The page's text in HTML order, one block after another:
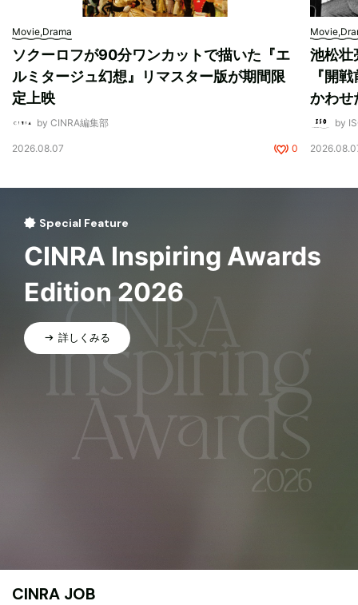
Movie,Drama
ソクーロフが90分ワンカットで描いた『エ
ルミタージュ幻想』リマスター版が期間限
定上映
by CINRA編集部
2026.08.07 0
池松壮
『開
かわせ
by
Special Feature
CINRA Inspiring Awards
Edition 2026
詳しくみる
CINRA JOB